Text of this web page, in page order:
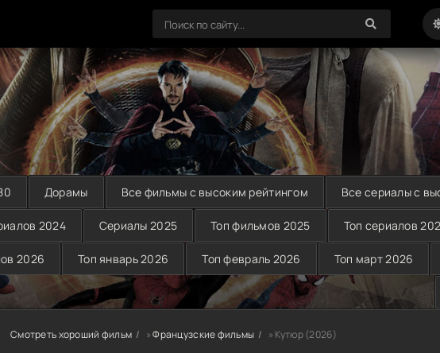
Дорамы Все фильмы с высоким рейтингом Все сериалы с
2024 Сериалы 2025 Топ фильмов 2025 Топ сериалов
2026 Топ январь 2026 Топ февраль 2026 Топ март 2026
Смотреть хороший фильм »Французские фильмы » Кутюр (2026)